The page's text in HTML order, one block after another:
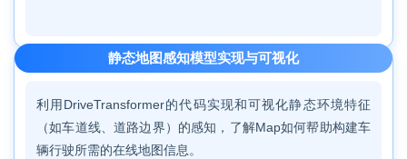
静态地图感知模型实现与可视化
利用DriveTransformer的代码实现和可视化静态环境特征
（如车道线、道路边界）的感知，了解Map如何帮助构建车
辆行驶所需的在线地图信息。